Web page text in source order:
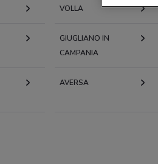
VOLLA
GIUGLIANO IN
CAMPANIA
AVERSA